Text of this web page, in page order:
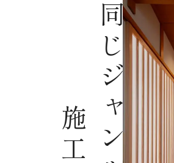
同じジャンルの